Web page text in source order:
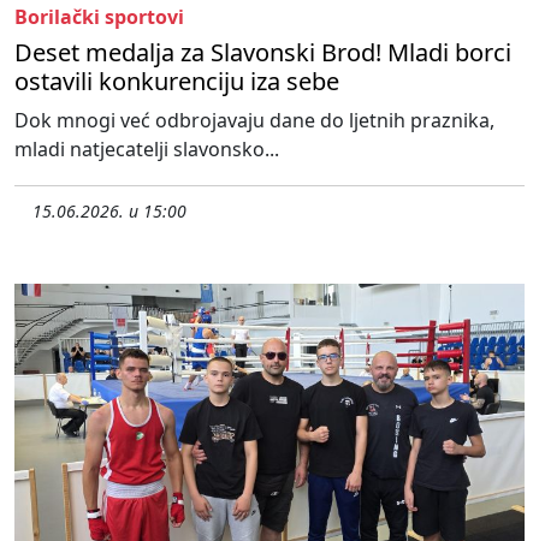
Borilački sportovi
Deset medalja za Slavonski Brod! Mladi borci
ostavili konkurenciju iza sebe
Dok mnogi već odbrojavaju dane do ljetnih praznika,
mladi natjecatelji slavonsko...
15.06.2026. u 15:00